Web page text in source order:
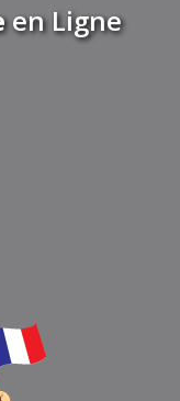
en Ligne